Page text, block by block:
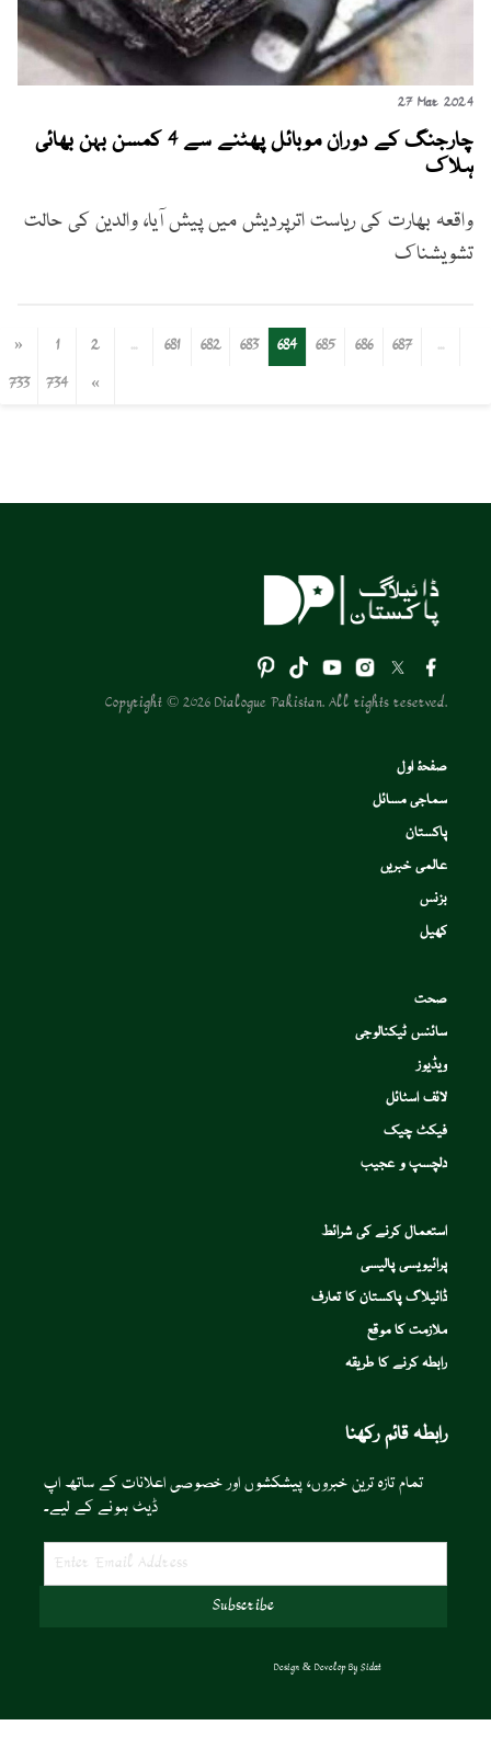
27 Mar 2024
چارجنگ کے دوران موبائل پھٹنے سے 4 کمسن بہن بھائی
ہلاک
واقعہ بھارت کی ریاست اترپردیش میں پیش آیا، والدین کی حالت
تشویشناک
« 1 2 ... 681 682 683 684 685 686 687
...
733
734 »
Copyright © 2026 Dialogue Pakistan. All rights reserved.
صفحۂ اول
سماجی مسائل
پاکستان
عالمی خبریں
بزنس
کھیل
صحت
سائنس ٹیکنالوجی
ویڈیوز
لائف اسٹائل
فیکٹ چیک
دلچسپ و عجیب
استعمال کرنے کی شرائط
پرائیویسی پالیسی
ڈائیلاگ پاکستان کا تعارف
ملازمت کا موقع
رابطہ کرنے کا طریقہ
رابطہ قائم رکھنا
تمام تازہ ترین خبروں، پیشکشوں اور خصوصی اعلانات کے ساتھ اپ
ڈیٹ ہونے کے لیے۔
Design & Develop By Sidat